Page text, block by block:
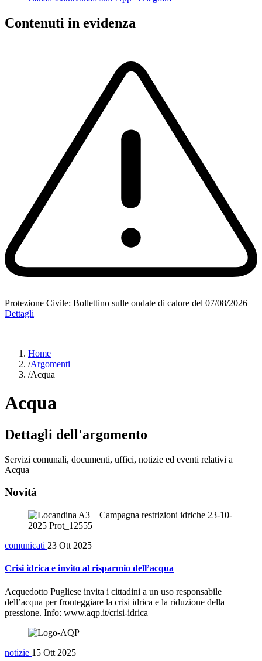
Contenuti in evidenza
Protezione Civile: Bollettino sulle ondate di calore del 07/08/2026
Dettagli
Home
/Argomenti
/Acqua
Acqua
Dettagli dell'argomento
Servizi comunali, documenti, uffici, notizie ed eventi relativi a
Acqua
Novità
comunicati 23 Ott 2025
Crisi idrica e invito al risparmio dell’acqua
Acquedotto Pugliese invita i cittadini a un uso responsabile
dell’acqua per fronteggiare la crisi idrica e la riduzione della
pressione. Info: www.aqp.it/crisi-idrica
notizie 15 Ott 2025